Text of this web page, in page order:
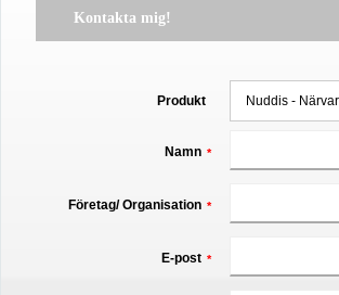
Kontakta mig!
Produkt
Namn *
Företag/ Organisation *
E-post *